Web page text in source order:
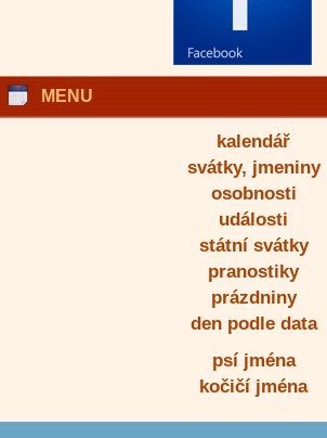
MENU
kalendář
svátky, jmeniny
osobnosti
události
státní svátky
pranostiky
prázdniny
den podle data
psí jména
kočičí jména